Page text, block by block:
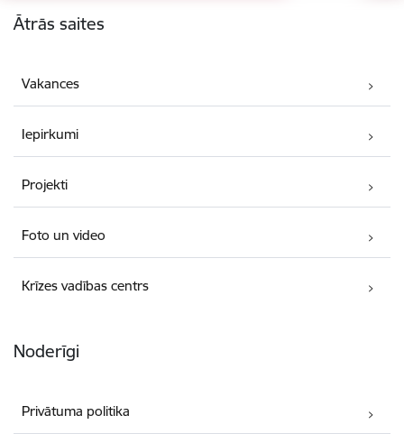
Ātrās saites
Vakances
Iepirkumi
Projekti
Foto un video
Krīzes vadības centrs
Noderīgi
Privātuma politika